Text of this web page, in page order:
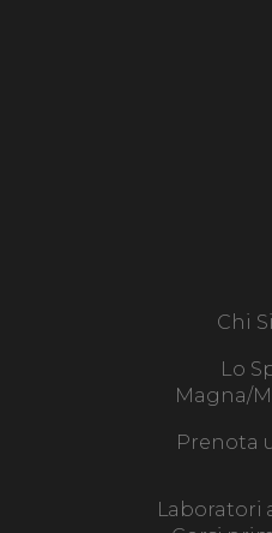
Chi
Lo
Magna/
Prenota
Laboratori